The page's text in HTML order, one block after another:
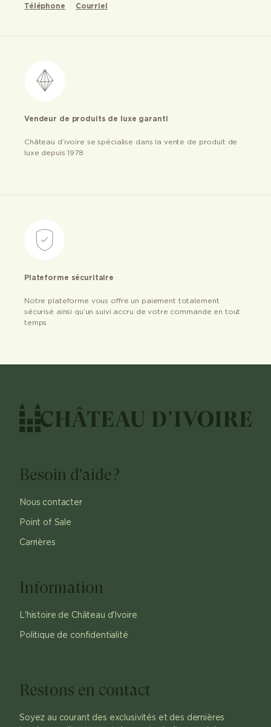
Téléphone Courriel
Vendeur de produits de luxe garanti
Château d’ivoire se spécialise dans la vente de produit de
luxe depuis 1978
Plateforme sécuritaire
Notre plateforme vous offre un paiement totalement
sécurisé ainsi qu’un suivi accru de votre commande en tout
temps
Besoin d'aide?
Nous contacter
Point of Sale
Carrières
Information
L'histoire de Château d'Ivoire
Politique de confidentialité
Restons en contact
Soyez au courant des exclusivités et des dernières